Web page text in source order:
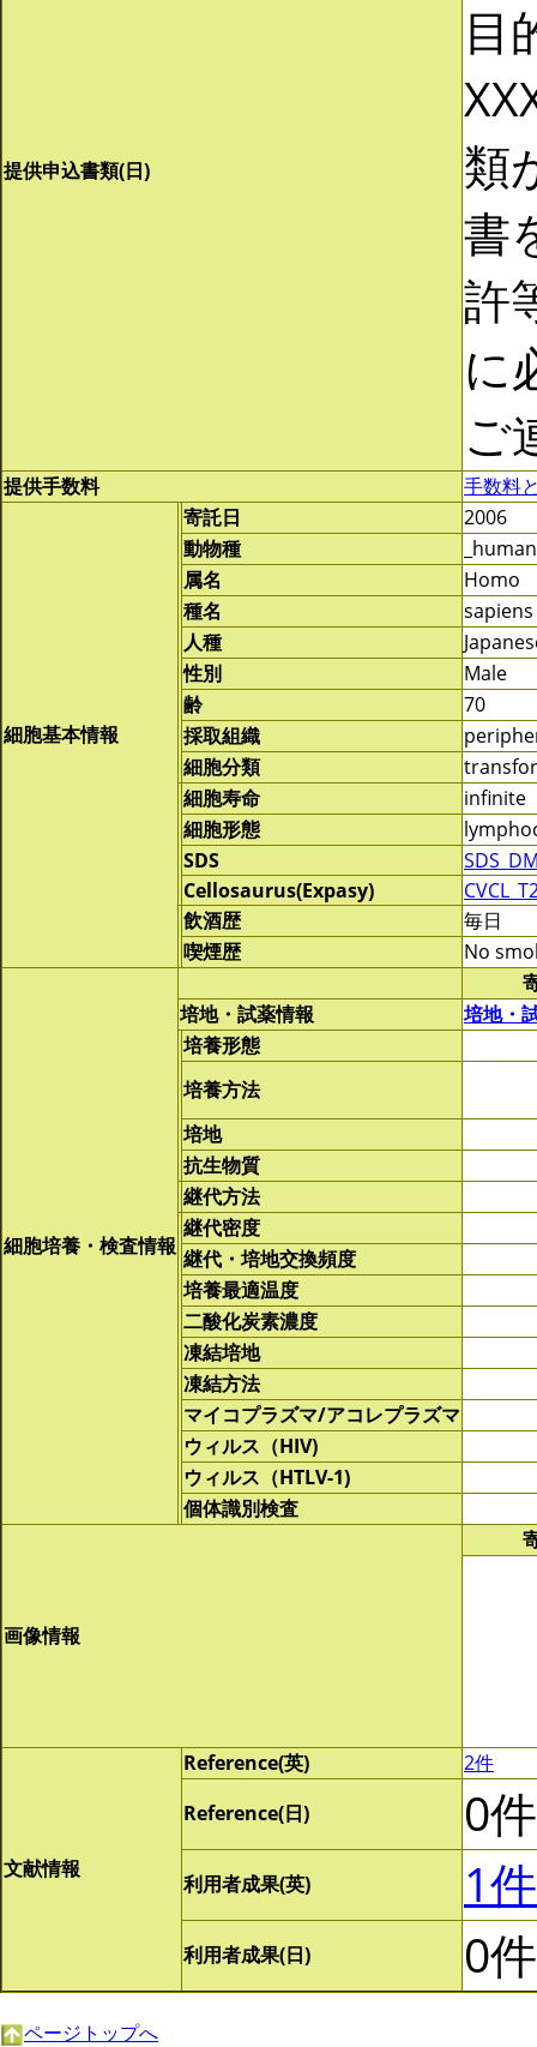
提供申込書類(日)
目
類
書
許
に
ご
提供手数料 手数料
細胞基本情報
寄託日
2006
動物種
属名
Homo
種名
sapiens
人種
性別
Male
齢
70
採取組織
細胞分類
細胞寿命
infinite
細胞形態
SDS
Cellosaurus(Expasy)
飲酒歴
毎日
喫煙歴
No
細胞培養・検査情報
培地・試薬情報
培地・
培養形態
培養方法
培地
抗生物質
継代方法
継代密度
継代・培地交換頻度
培養最適温度
二酸化炭素濃度
凍結培地
凍結方法
マイコプラズマ/アコレプラズマ
ウィルス（HIV)
ウィルス（HTLV-1)
個体識別検査
画像情報
文献情報
Reference(英)
2件
Reference(日)
0件
利用者成果(英) 1件
利用者成果(日) 0件
ページトップへ